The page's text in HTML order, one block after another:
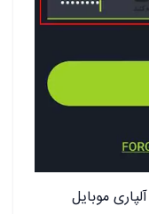
موبایل